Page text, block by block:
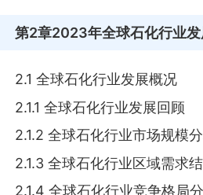
第2章2023年全球石化行业
2.1 全球石化行业发展概况
2.1.1 全球石化行业发展回顾
2.1.2 全球石化行业市场规模
2.1.3 全球石化行业区域需求
2.1.4 全球石化行业竞争格局